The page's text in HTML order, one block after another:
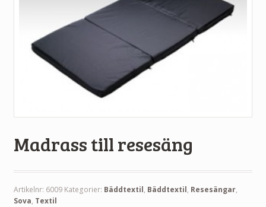
Madrass till resesäng
Artikelnr: 6009 Kategorier: Bäddtextil, Bäddtextil, Resesängar,
Sova, Textil